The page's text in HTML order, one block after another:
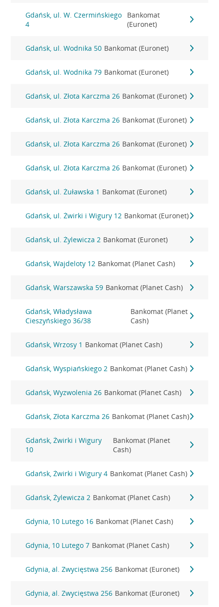
Gdańsk, ul. W. Czermińskiego
4
Bankomat
(Euronet)
Gdańsk, ul. Wodnika 50 Bankomat (Euronet)
Gdańsk, ul. Wodnika 79 Bankomat (Euronet)
Gdańsk, ul. Złota Karczma 26 Bankomat (Euronet)
Gdańsk, ul. Złota Karczma 26 Bankomat (Euronet)
Gdańsk, ul. Złota Karczma 26 Bankomat (Euronet)
Gdańsk, ul. Złota Karczma 26 Bankomat (Euronet)
Gdańsk, ul. Żuławska 1 Bankomat (Euronet)
Gdańsk, ul. Żwirki i Wigury 12 Bankomat (Euronet)
Gdańsk, ul. Żylewicza 2 Bankomat (Euronet)
Gdańsk, Wajdeloty 12 Bankomat (Planet Cash)
Gdańsk, Warszawska 59 Bankomat (Planet Cash)
Gdańsk, Władysława
Cieszyńskiego 36/38
Bankomat (Planet
Cash)
Gdańsk, Wrzosy 1 Bankomat (Planet Cash)
Gdańsk, Wyspiańskiego 2 Bankomat (Planet Cash)
Gdańsk, Wyzwolenia 26 Bankomat (Planet Cash)
Gdańsk, Złota Karczma 26 Bankomat (Planet Cash)
Gdańsk, Żwirki i Wigury
10
Bankomat (Planet
Cash)
Gdańsk, Żwirki i Wigury 4 Bankomat (Planet Cash)
Gdańsk, Żylewicza 2 Bankomat (Planet Cash)
Gdynia, 10 Lutego 16 Bankomat (Planet Cash)
Gdynia, 10 Lutego 7 Bankomat (Planet Cash)
Gdynia, al. Zwycięstwa 256 Bankomat (Euronet)
Gdynia, al. Zwycięstwa 256 Bankomat (Euronet)